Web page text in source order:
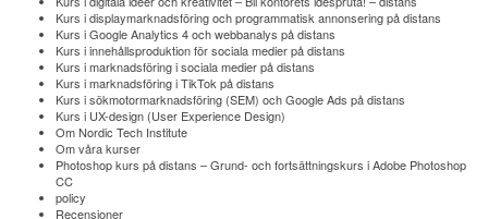
Kurs i displaymarknadsföring och programmatisk annonsering på distans
Kurs i Google Analytics 4 och webbanalys på distans
Kurs i innehållsproduktion för sociala medier på distans
Kurs i marknads­föring i sociala medier på distans
Kurs i marknadsföring i TikTok på distans
Kurs i sökmotormarknadsföring (SEM) och Google Ads på distans
Kurs i UX-design (User Experience Design)
Om Nordic Tech Institute
Om våra kurser
Photoshop kurs på distans – Grund- och fortsättningskurs i Adobe Photoshop
CC
policy
Recensioner